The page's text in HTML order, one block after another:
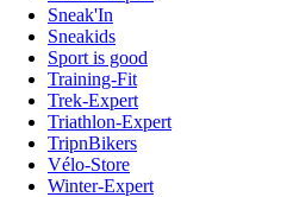
Sneak'In
Sneakids
Sport is good
Training-Fit
Trek-Expert
Triathlon-Expert
TripnBikers
Vélo-Store
Winter-Expert